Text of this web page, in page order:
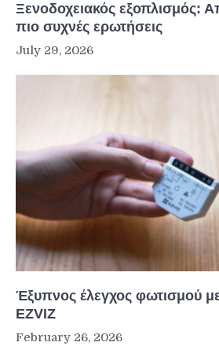
Ξενοδοχειακός εξοπλισμός:
πιο συχνές ερωτήσεις
July 29, 2026
Έξυπνος έλεγχος φωτισμού
EZVIZ
February 26, 2026